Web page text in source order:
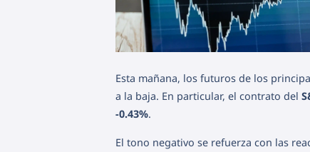
Esta mañana, los futuros de los
a la baja. En particular, el contrato del
-0.43%.
El tono negativo se refuerza con las